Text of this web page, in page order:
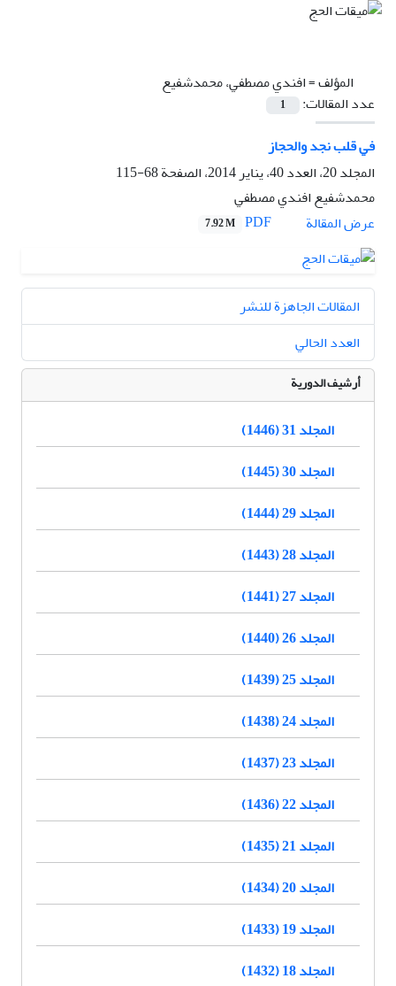
المؤلف =افندي مصطفي، محمدشفيع
عدد المقالات:
1
في قلب نجد والحجاز
المجلد 20، العدد 40، يناير 2014، الصفحة
68-115
محمدشفيع افندي مصطفي
عرض المقالة
7.92 M
المقالات الجاهزة للنشر
العدد الحالي
أرشيف الدورية
المجلد 31 (1446)
المجلد 30 (1445)
المجلد 29 (1444)
المجلد 28 (1443)
المجلد 27 (1441)
المجلد 26 (1440)
المجلد 25 (1439)
المجلد 24 (1438)
المجلد 23 (1437)
المجلد 22 (1436)
المجلد 21 (1435)
المجلد 20 (1434)
المجلد 19 (1433)
المجلد 18 (1432)